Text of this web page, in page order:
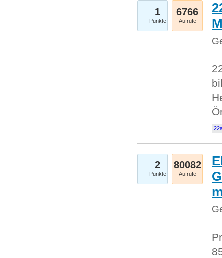
1
Punkte
6766
Aufrufe
2
Punkte
80082
Aufrufe